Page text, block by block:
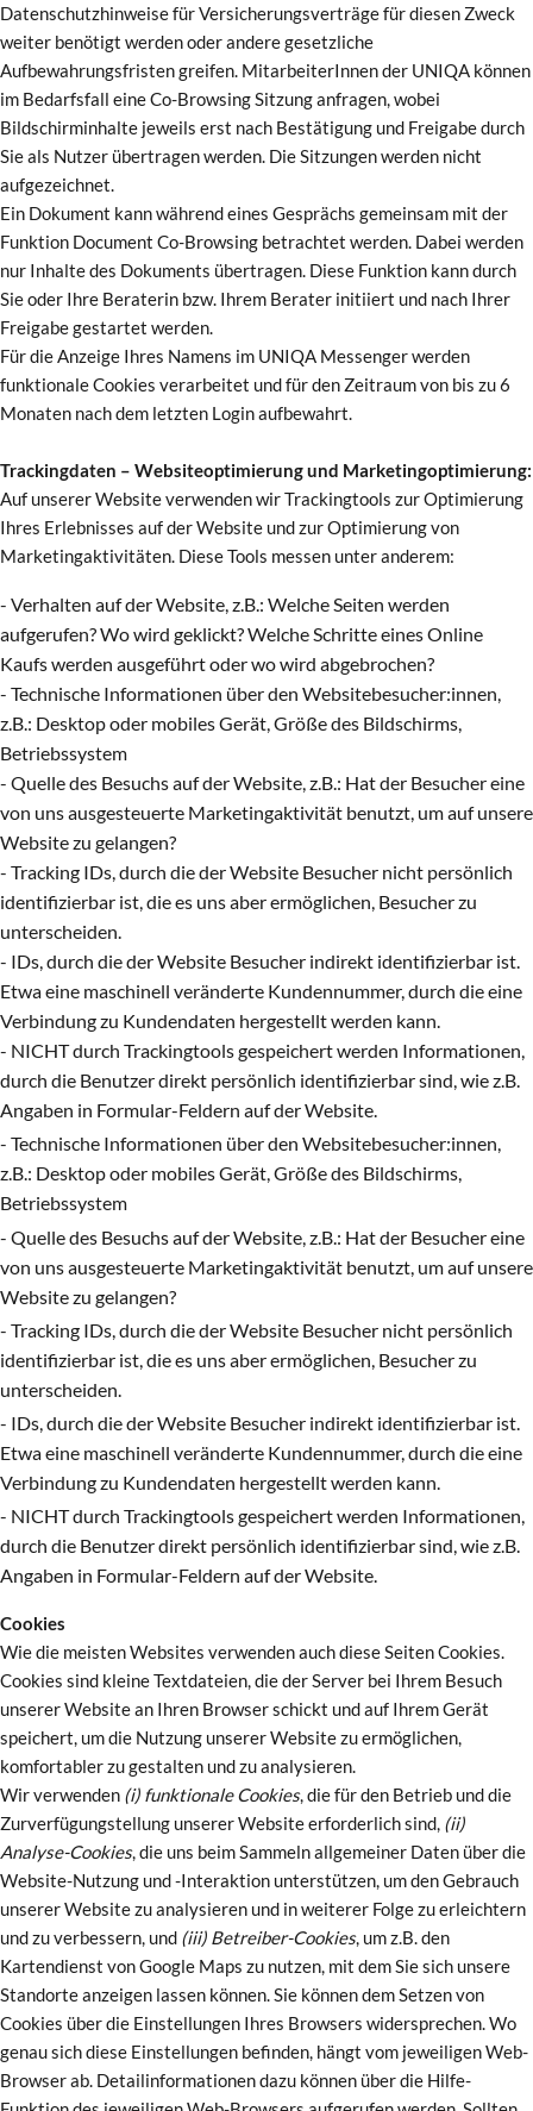
Datenschutzhinweise für Versicherungsverträge für diesen Zweck
weiter benötigt werden oder andere gesetzliche
Aufbewahrungsfristen greifen. MitarbeiterInnen der UNIQA können
im Bedarfsfall eine Co-Browsing Sitzung anfragen, wobei
Bildschirminhalte jeweils erst nach Bestätigung und Freigabe durch
Sie als Nutzer übertragen werden. Die Sitzungen werden nicht
aufgezeichnet.
Ein Dokument kann während eines Gesprächs gemeinsam mit der
Funktion Document Co-Browsing betrachtet werden. Dabei werden
nur Inhalte des Dokuments übertragen. Diese Funktion kann durch
Sie oder Ihre Beraterin bzw. Ihrem Berater initiiert und nach Ihrer
Freigabe gestartet werden.
Für die Anzeige Ihres Namens im UNIQA Messenger werden
funktionale Cookies verarbeitet und für den Zeitraum von bis zu 6
Monaten nach dem letzten Login aufbewahrt.
Trackingdaten – Websiteoptimierung und Marketingoptimierung:
Auf unserer Website verwenden wir Trackingtools zur Optimierung
Ihres Erlebnisses auf der Website und zur Optimierung von
Marketingaktivitäten. Diese Tools messen unter anderem:
- Verhalten auf der Website, z.B.: Welche Seiten werden
aufgerufen? Wo wird geklickt? Welche Schritte eines Online
Kaufs werden ausgeführt oder wo wird abgebrochen?
- Technische Informationen über den Websitebesucher:innen,
z.B.: Desktop oder mobiles Gerät, Größe des Bildschirms,
Betriebssystem
- Quelle des Besuchs auf der Website, z.B.: Hat der Besucher eine
von uns ausgesteuerte Marketingaktivität benutzt, um auf unsere
Website zu gelangen?
- Tracking IDs, durch die der Website Besucher nicht persönlich
identifizierbar ist, die es uns aber ermöglichen, Besucher zu
unterscheiden.
- IDs, durch die der Website Besucher indirekt identifizierbar ist.
Etwa eine maschinell veränderte Kundennummer, durch die eine
Verbindung zu Kundendaten hergestellt werden kann.
- NICHT durch Trackingtools gespeichert werden Informationen,
durch die Benutzer direkt persönlich identifizierbar sind, wie z.B.
Angaben in Formular-Feldern auf der Website.
- Technische Informationen über den Websitebesucher:innen,
z.B.: Desktop oder mobiles Gerät, Größe des Bildschirms,
Betriebssystem
- Quelle des Besuchs auf der Website, z.B.: Hat der Besucher eine
von uns ausgesteuerte Marketingaktivität benutzt, um auf unsere
Website zu gelangen?
- Tracking IDs, durch die der Website Besucher nicht persönlich
identifizierbar ist, die es uns aber ermöglichen, Besucher zu
unterscheiden.
- IDs, durch die der Website Besucher indirekt identifizierbar ist.
Etwa eine maschinell veränderte Kundennummer, durch die eine
Verbindung zu Kundendaten hergestellt werden kann.
- NICHT durch Trackingtools gespeichert werden Informationen,
durch die Benutzer direkt persönlich identifizierbar sind, wie z.B.
Angaben in Formular-Feldern auf der Website.
Cookies
Wie die meisten Websites verwenden auch diese Seiten Cookies.
Cookies sind kleine Textdateien, die der Server bei Ihrem Besuch
unserer Website an Ihren Browser schickt und auf Ihrem Gerät
speichert, um die Nutzung unserer Website zu ermöglichen,
komfortabler zu gestalten und zu analysieren.
Wir verwenden (i) funktionale Cookies, die für den Betrieb und die
Zurverfügungstellung unserer Website erforderlich sind, (ii)
Analyse-Cookies, die uns beim Sammeln allgemeiner Daten über die
Website-Nutzung und -Interaktion unterstützen, um den Gebrauch
unserer Website zu analysieren und in weiterer Folge zu erleichtern
und zu verbessern, und (iii) Betreiber-Cookies, um z.B. den
Kartendienst von Google Maps zu nutzen, mit dem Sie sich unsere
Standorte anzeigen lassen können. Sie können dem Setzen von
Cookies über die Einstellungen Ihres Browsers widersprechen. Wo
genau sich diese Einstellungen befinden, hängt vom jeweiligen Web-
Browser ab. Detailinformationen dazu können über die Hilfe-